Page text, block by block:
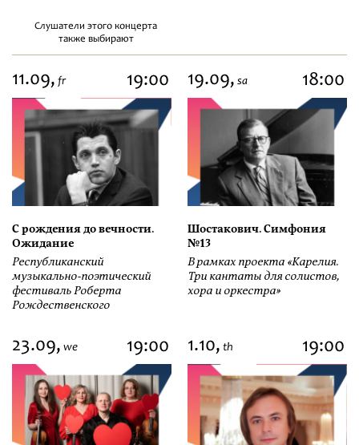
Слушатели этого концерта
также выбирают
11.09, fr 19:00
С рождения до вечности.
Ожидание
Республиканский
музыкально-поэтический
фестиваль Роберта
Рождественского
19.09, sa 18:00
Шостакович. Симфония
№13
В рамках проекта «Карелия.
Три кантаты для солистов,
хора и оркестра»
23.09, we 19:00 1.10, th 19:00